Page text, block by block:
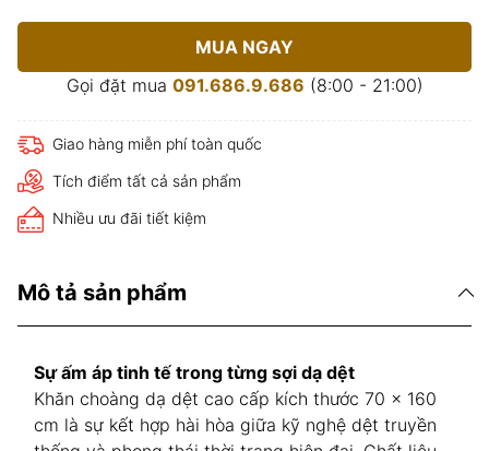
MUA NGAY
Gọi đặt mua 091.686.9.686 (8:00 - 21:00)
Giao hàng miễn phí toàn quốc
Tích điểm tất cả sản phẩm
Nhiều ưu đãi tiết kiệm
Mô tả sản phẩm
Sự ấm áp tinh tế trong từng sợi dạ dệt
Khăn choàng dạ dệt cao cấp kích thước 70 × 160
cm là sự kết hợp hài hòa giữa kỹ nghệ dệt truyền